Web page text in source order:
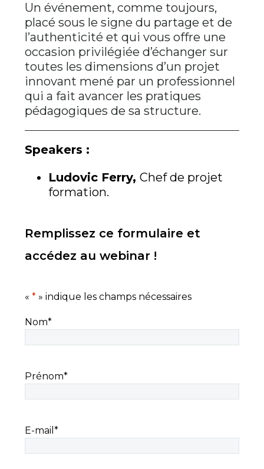
Un événement, comme toujours,
placé sous le signe du partage et de
l’authenticité et qui vous offre une
occasion privilégiée d’échanger sur
toutes les dimensions d’un projet
innovant mené par un professionnel
qui a fait avancer les pratiques
pédagogiques de sa structure.
Speakers :
Ludovic Ferry, Chef de projet
formation.
Remplissez ce formulaire et
accédez au webinar !
« * » indique les champs nécessaires
Nom*
Prénom*
E-mail *